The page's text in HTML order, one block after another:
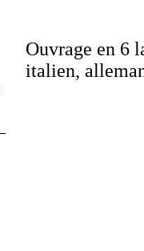
Ouvrage en 6
italien,